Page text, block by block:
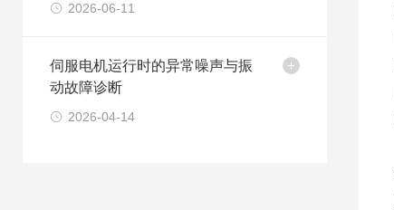
2026-06-11
伺服电机运行时的异常噪声与振
动故障诊断
2026-04-14